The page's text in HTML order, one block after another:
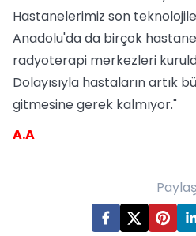
Hastanelerimiz son
Anadolu'da da birçok
radyoterapi merkezleri
Dolayısıyla hastaların artık
gitmesine gerek kalmıyor."
A.A
Paylaş